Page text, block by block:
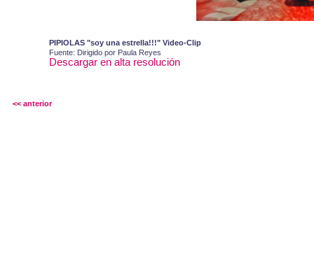
PIPIOLAS "soy una estrella!!!" Video-Clip
Fuente: Dirigido por Paula Reyes
Descargar en alta resolución
<< anterior